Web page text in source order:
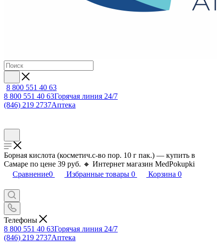
8 800 551 40 63
8 800 551 40 63Горячая линия 24/7
(846) 219 2737Аптека
Борная кислота (косметич.с-во пор. 10 г пак.) — купить в
Самаре по цене 39 руб. 🔸 Интернет магазин MedPokupki
Сравнение0 Избранные товары 0 Корзина 0
Телефоны
8 800 551 40 63Горячая линия 24/7
(846) 219 2737Аптека